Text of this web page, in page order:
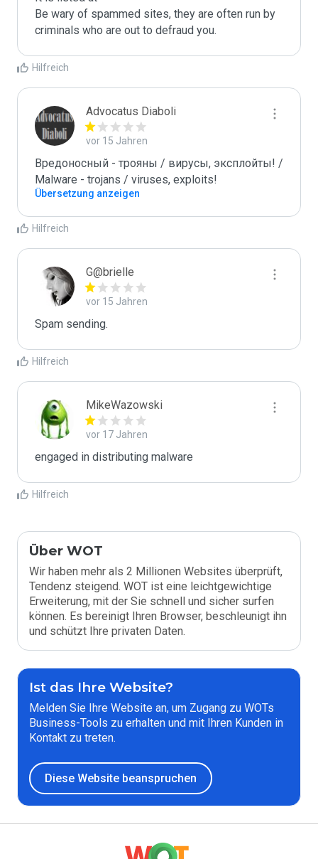
Be wary of spammed sites, they are often run by
criminals who are out to defraud you.
Hilfreich
Advocatus Diaboli
vor 15 Jahren
Вредоносный - трояны / вирусы, эксплойты! /
Malware - trojans / viruses, exploits!
Übersetzung anzeigen
Hilfreich
G@brielle
vor 15 Jahren
Spam sending.
Hilfreich
MikeWazowski
vor 17 Jahren
engaged in distributing malware
Hilfreich
Über WOT
Wir haben mehr als 2 Millionen Websites überprüft,
Tendenz steigend. WOT ist eine leichtgewichtige
Erweiterung, mit der Sie schnell und sicher surfen
können. Es bereinigt Ihren Browser, beschleunigt ihn
und schützt Ihre privaten Daten.
Ist das Ihre Website?
Melden Sie Ihre Website an, um Zugang zu WOTs
Business-Tools zu erhalten und mit Ihren Kunden in
Kontakt zu treten.
Diese Website beanspruchen